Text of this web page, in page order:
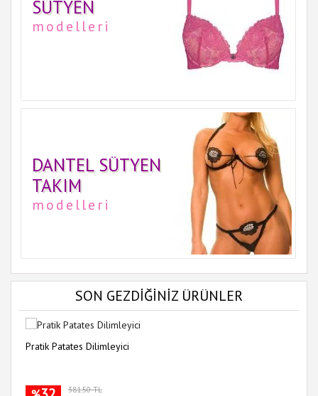
SÜTYEN
modelleri
DANTEL SÜTYEN
TAKIM
modelleri
SON GEZDİĞİNİZ ÜRÜNLER
Pratik Patates Dilimleyici
381.50 TL